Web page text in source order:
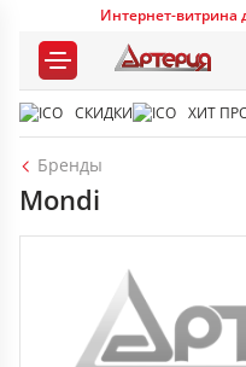
Интернет-
СКИДКИ ХИТ
Бренды
Mondi